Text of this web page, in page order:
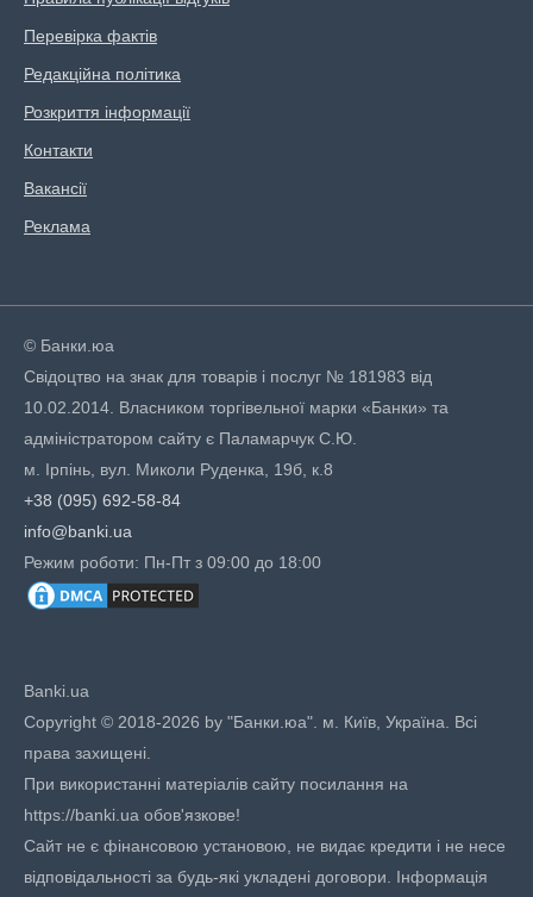
Перевірка фактів
Редакційна політика
Розкриття інформації
Контакти
Вакансії
Реклама
© Банки.юа
Свідоцтво на знак для товарів і послуг № 181983 від
10.02.2014. Власником торгівельної марки «Банки» та
адміністратором сайту є Паламарчук С.Ю.
м. Ірпінь, вул. Миколи Руденка, 19б, к.8
+38 (095) 692-58-84
info@banki.ua
Режим роботи: Пн-Пт з 09:00 до 18:00
Banki.ua
Copyright © 2018-2026 by "Банки.юа". м. Київ, Україна. Всі
права захищені.
При використанні матеріалів сайту посилання на
https://banki.ua обов'язкове!
Сайт не є фінансовою установою, не видає кредити і не несе
відповідальності за будь-які укладені договори. Інформація